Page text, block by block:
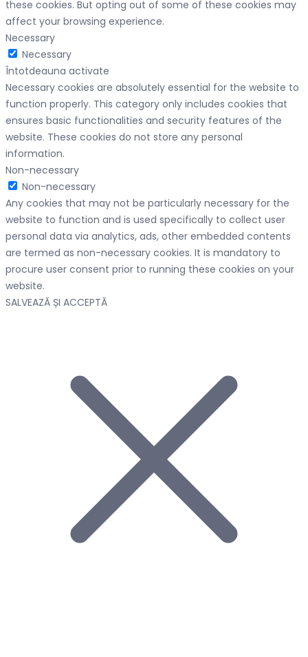
these cookies. But opting out of some of these cookies may
affect your browsing experience.
Necessary
Necessary
Întotdeauna activate
Necessary cookies are absolutely essential for the website to
function properly. This category only includes cookies that
ensures basic functionalities and security features of the
website. These cookies do not store any personal
information.
Non-necessary
Non-necessary
Any cookies that may not be particularly necessary for the
website to function and is used specifically to collect user
personal data via analytics, ads, other embedded contents
are termed as non-necessary cookies. It is mandatory to
procure user consent prior to running these cookies on your
website.
SALVEAZĂ ȘI ACCEPTĂ